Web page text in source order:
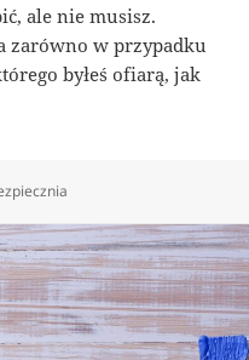
ale nie musisz.
zarówno w przypadku
byłeś ofiarą, jak